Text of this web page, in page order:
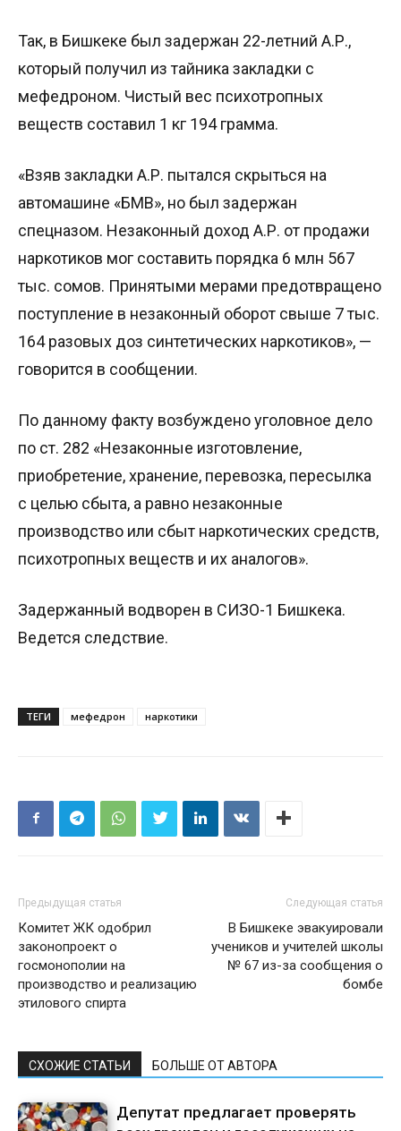
Так, в Бишкеке был задержан 22-летний А.Р.,
который получил из тайника закладки с
мефедроном. Чистый вес психотропных
веществ составил 1 кг 194 грамма.
«Взяв закладки А.Р. пытался скрыться на
автомашине «БМВ», но был задержан
спецназом. Незаконный доход А.Р. от продажи
наркотиков мог составить порядка 6 млн 567
тыс. сомов. Принятыми мерами предотвращено
поступление в незаконный оборот свыше 7 тыс.
164 разовых доз синтетических наркотиков», —
говорится в сообщении.
По данному факту возбуждено уголовное дело
по ст. 282 «Незаконные изготовление,
приобретение, хранение, перевозка, пересылка
с целью сбыта, а равно незаконные
производство или сбыт наркотических средств,
психотропных веществ и их аналогов».
Задержанный водворен в СИЗО-1 Бишкека.
Ведется следствие.
ТЕГИ мефедрон наркотики
Предыдущая статья
Комитет ЖК одобрил
законопроект о
госмонополии на
производство и реализацию
этилового спирта
Следующая статья
В Бишкеке эвакуировали
учеников и учителей школы
№ 67 из-за сообщения о
бомбе
СХОЖИЕ СТАТЬИ БОЛЬШЕ ОТ АВТОРА
Депутат предлагает проверять